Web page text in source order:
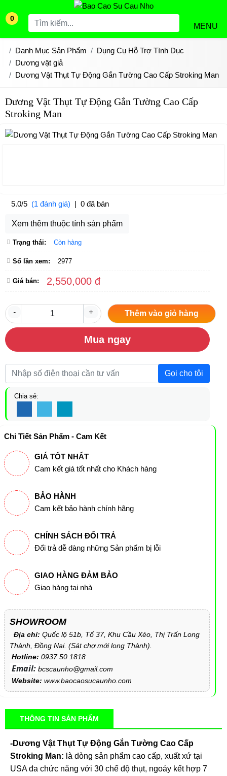
0
MENU
Danh Mục Sản Phẩm
Dụng Cụ Hỗ Trợ Tình Dục
Dương vật giả
Dương Vật Thụt Tự Động Gắn Tường Cao Cấp Stroking Man
Dương Vật Thụt Tự Động Gắn Tường Cao Cấp
Stroking Man
5.0/5 (1 đánh giá) | 0 đã bán
Xem thêm thuộc tính sản phẩm
Trạng thái: Còn hàng
Số lần xem: 2977
Giá bán: 2,550,000 đ
- + Thêm vào giỏ hàng
Mua ngay
Gọi cho tôi
Chia sẻ:
Chi Tiết Sản Phẩm - Cam Kết
GIÁ TỐT NHẤT
Cam kết giá tốt nhất cho Khách hàng
BẢO HÀNH
Cam kết bảo hành chính hãng
CHÍNH SÁCH ĐỔI TRẢ
Đổi trả dễ dàng những Sản phẩm bị lỗi
GIAO HÀNG ĐẢM BẢO
Giao hàng tại nhà
SHOWROOM
Địa chỉ: Quốc lộ 51b, Tổ 37, Khu Cầu Xéo, Thị Trấn Long
Thành, Đồng Nai. (Sát chợ mới long Thành).
Hotline: 0937 50 1818
Email: bcscaunho@gmail.com
Website: www.baocaosucaunho.com
THÔNG TIN SẢN PHẨM
-Dương Vật Thụt Tự Động Gắn Tường Cao Cấp
Stroking Man: là dòng sản phẩm cao cấp, xuất xứ tại
USA đa chức năng với 30 chế độ thụt, ngoáy kết hợp 7